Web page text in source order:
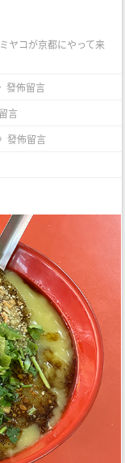
ヤコが京都にやって来
發佈留言
言
發佈留言